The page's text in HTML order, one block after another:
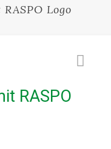
Logo
RASPO